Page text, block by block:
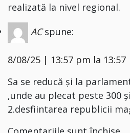
realizată la nivel regional.
AC spune:
8/08/25 | 13:57 pm la 13:57
Sa se reducă și la
,unde au plecat peste 300
2.desfiintarea republicii